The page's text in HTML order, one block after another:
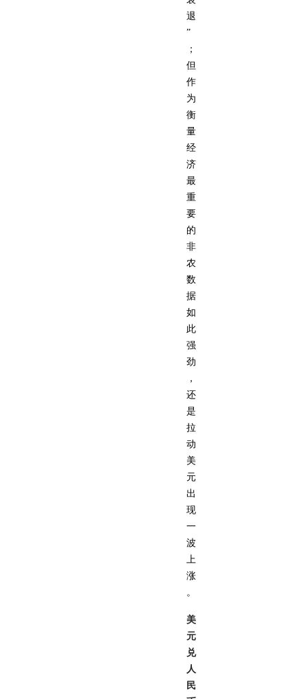
退
”
；
但
作
为
衡
量
经
济
最
重
要
的
非
农
数
据
如
此
强
劲
，
还
是
拉
动
美
元
出
现
一
波
上
涨
。
美
元
兑
人
民